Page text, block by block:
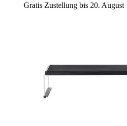
Gratis Zustellung bis 20. August